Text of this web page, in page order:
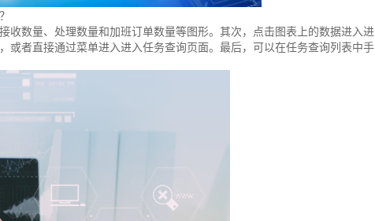
收数量、处理数量和加班订单数量等图形。其次，点击图表上的数据进入进
或者直接通过菜单进入进入任务查询页面。最后，可以在任务查询列表中手